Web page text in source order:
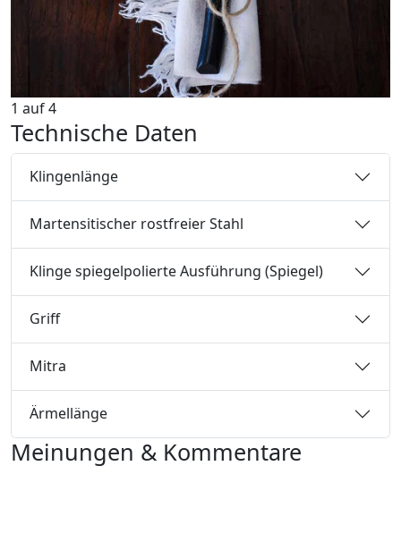
1 auf4
Technische Daten
Klingenlänge
Martensitischer rostfreier Stahl
Klinge spiegelpolierte Ausführung (Spiegel)
Griff
Mitra
Ärmellänge
Meinungen & Kommentare